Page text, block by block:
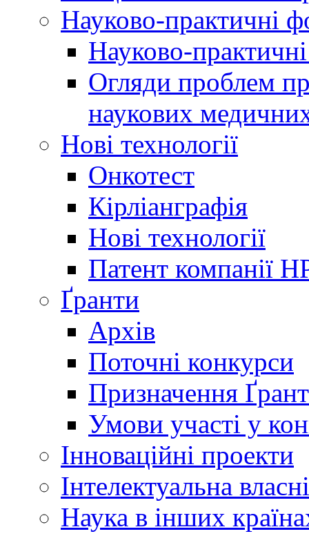
Науково-практичні
Науково-
Огляди проблем
наукових
Нові технології
Онкотест
Кірліанграфія
Нові технології
Патент компанії
Ґранти
Архів
Поточні конкурси
Призначення
Умови участі у
Інноваційні проекти
Інтелектуальна
Наука в інших